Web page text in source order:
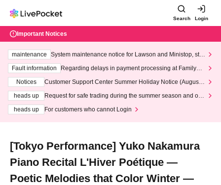
Search Login
Important Notices
maintenance
System maintenance notice for Lawson and Ministop, star
ting at 3:00 AM on Wednesday (Wed)
Fault information
Regarding delays in payment processing at FamilyMa
Notices
Customer Support Center Summer Holiday Notice (August 1
heads up
Request for safe trading during the summer season and our
heads up
For customers who cannot Login
[Tokyo Performance] Yuko Nakamura
Piano Recital L'Hiver Poétique ―
Poetic Melodies that Color Winter ―